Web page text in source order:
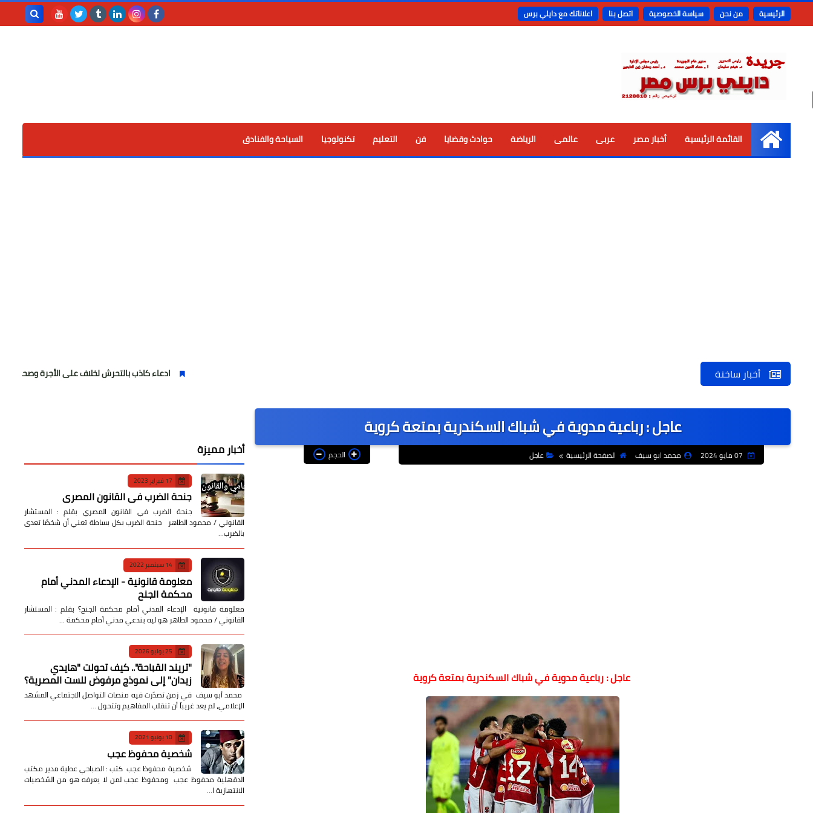
الرئيسية من نحن سياسة الخصوصية اتصل بنا اعلاناتك مع دايلي برس
الرئيسية
القائمة الرئيسية أخبار مصر عربى عالمى الرياضة حوادث وقضايا فن التعليم تكنولوجيا السياحة والفنادق
أخبار ساخنة ادعاء كاذب بالتحرش لخلاف على الأجرة وصحفية وهمية
عاجل : رباعية مدوية في شباك السكندرية بمتعة كروية
محمد ابو سيف الصفحة الرئيسية عاجل الحجم
عاجل : رباعية مدوية في شباك السكندرية بمتعة كروية
أخبار مميزة
17 فبراير 2023
جنحة الضرب في القانون المصري
جنحة الضرب في القانون المصري بقلم : المستشار
القانوني / محمود الطاهر جنحة الضرب بكل بساطة تعني أن شخصًا تعدى
بالضرب…
14 سبتمبر 2022
معلومة قانونية - الإدعاء المدني أمام
محكمة الجنح
معلومة قانونية الإدعاء المدني أمام محكمة الجنح؟ بقلم : المستشار
القانوني / محمود الطاهر هو ليه بندعي مدني أمام محكمة …
25 يوليو 2026
​"تريند القباحة".. كيف تحولت "هايدي
زيدان" إلى نموذج مرفوض للست المصرية؟
​ محمد أبو سيف ​في زمن تصدّرت فيه منصات التواصل الاجتماعي المشهد
الإعلامي، لم يعد غريباً أن تنقلب المفاهيم وتتحول …
10 يونيو 2021
شخصية محفوظ عجب
شخصية محفوظ عجب كتب : الصباحي عطية مدير مكتب
الدقهلية محفوظ عجب ومحفوظ عجب لمن لا يعرفه هو من الشخصيات
الانتهازية ا…